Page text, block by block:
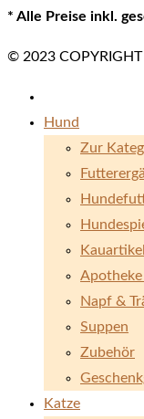
* Alle Preise inkl.
© 2023
Hund
Zur
Napf &
Suppen
Zubehör
Katze